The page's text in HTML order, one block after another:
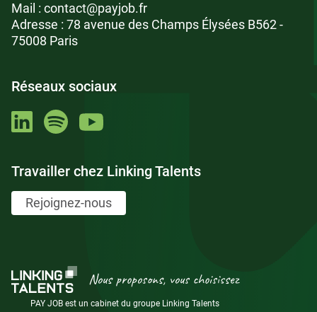
Mail : contact@payjob.fr
Adresse : 78 avenue des Champs Élysées B562 -
75008 Paris
Réseaux sociaux
Travailler chez Linking Talents
Rejoignez-nous
Nous proposons, vous choisissez
PAY JOB est un cabinet du groupe Linking Talents